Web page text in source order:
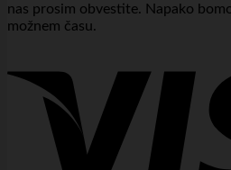
nas prosim obvestite. Napako
možnem času.